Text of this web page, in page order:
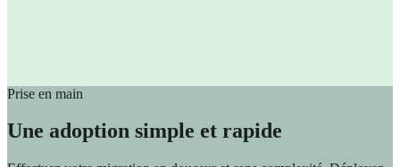
Prise en main
Une adoption simple et rapide